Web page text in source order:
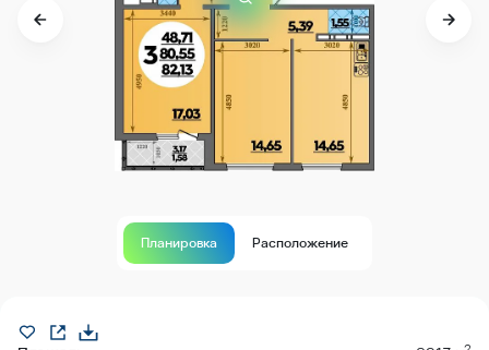
Планировка Расположение